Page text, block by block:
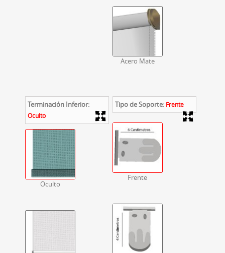
Acero Mate
Terminación Inferior:
Oculto
Oculto
Tipo de Soporte: Frente
Frente